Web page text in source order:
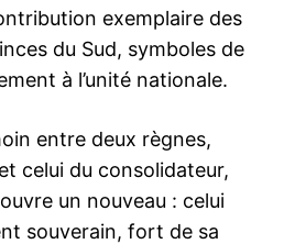
exemplaire des
du Sud, symboles de
à l’unité nationale.
entre deux règnes,
celui du consolidateur,
un nouveau : celui
souverain, fort de sa